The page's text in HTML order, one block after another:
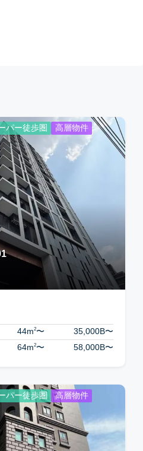
パー徒歩圏 高層物件
44m2〜 35,000B〜
64m2〜 58,000B〜
パー徒歩圏 高層物件